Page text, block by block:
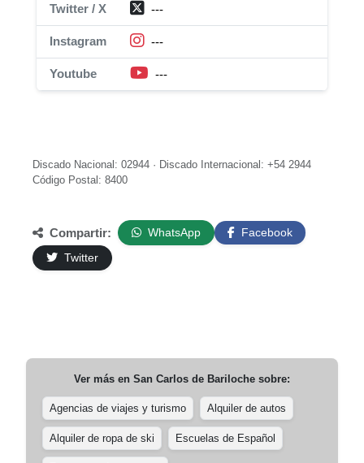
Twitter / X ---
Instagram ---
Youtube ---
Discado Nacional: 02944 · Discado Internacional: +54 2944
Código Postal: 8400
Compartir: WhatsApp
Facebook
Twitter
Ver más en San Carlos de Bariloche sobre:
Agencias de viajes y turismo Alquiler de autos
Alquiler de ropa de ski Escuelas de Español